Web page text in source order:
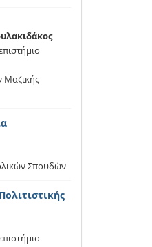
Μαζικής
Σπουδών